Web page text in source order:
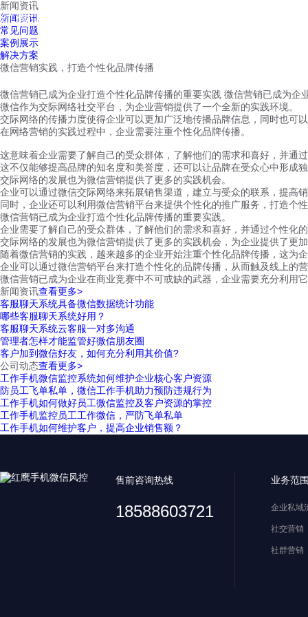
红鹰工作手机
新闻资讯
新闻资讯
常见问题
案例展示
解决方案
微信营销实践，打造个性化品牌传播
微信营销已成为企业打造个性化品牌传播的重要实践 微信营销已成为企
微信作为交际网络社交平台，为企业营销提供了一个全新的实践环境。
交际网络的传播力度使得企业可以更加广泛地传播品牌信息，同时也可
在网络营销的实践过程中，企业需要注重个性化品牌传播。
这意味着企业需要了解自己的受众群体，了解他们的需求和喜好，并通
这不仅能够提高品牌的知名度和美誉度，还可以让品牌在受众心中形成
交际网络的发展也为微信营销提供了更多的实践机会。
企业可以通过微信交际网络来拓展销售渠道，建立与受众的联系，提高
同时，企业还可以利用微信营销平台来提供个性化的推广服务，打造个
微信营销已成为企业打造个性化品牌传播的重要实践。
企业需要了解自己的受众群体，了解他们的需求和喜好，并通过个性化
交际网络的发展也为微信营销提供了更多的实践机会，为企业提供了更
随着微信营销的实践，越来越多的企业开始注重个性化品牌传播，这
企业可以通过微信营销平台来打造个性化的品牌传播，从而触及线上的
微信营销已成为企业在商业竞赛中不可或缺的武器，企业需要充分利用
新闻资讯查看更多>
客服聊天系统具备微信数据统计功能
哪些客服聊天系统好用？
客服聊天系统云客服一对多沟通
管理者怎样才能监管好微信朋友圈
客户加到微信好友，如何充分利用其价值?
公司动态查看更多>
工作手机微信监控系统如何维护企业核心客户资源
防员工飞单私单，微信工作手机助力预防违规行为
工作手机如何做好员工微信监控及客户资源的掌控
工作手机监控员工工作微信，严防飞单私单
工作手机如何维护客户，提高企业销售额？
售前咨询热线
18588603721
业务范
企业私域
社交营销
社群营销